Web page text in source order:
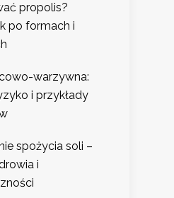
propolis?
po formach i
warzywna:
i przykłady
spożycia soli –
i